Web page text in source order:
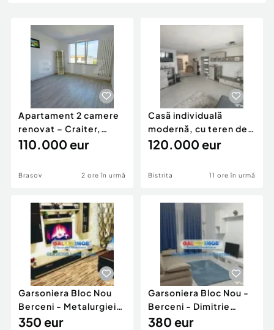
Animale de companie
Afaceri și echipamente profesionale
Inchiriere Bunuri si Vehicule
Piese auto si accesorii
Dacia Duster
Apartament 2 camere
renovat – Craiter,
Brașov | 55 mp | E
110.000 eur
Brasov 2 ore în urmă
Casă individuală
modernă, cu teren de
1.356 mp – la doa
120.000 eur
Bistrita 11 ore în urmă
Garsoniera Bloc Nou
Berceni - Metalurgiei
Park - Postalionul
350 eur
Garsoniera Bloc Nou -
Berceni - Dimitrie
Leonida
380 eur